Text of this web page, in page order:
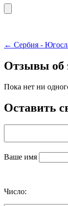
← Сербия -
Отзывы об
Пока нет ни
Оставить
Ваше имя
Число: